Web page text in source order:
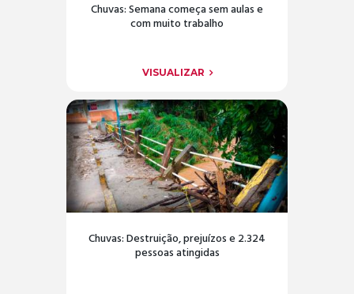
Chuvas: Semana começa sem aulas e
com muito trabalho
VISUALIZAR
Chuvas: Destruição, prejuízos e 2.324
pessoas atingidas